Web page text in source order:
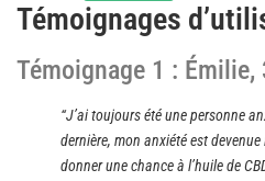
Témoignages
Témoignage 1 : Émilie,
“J’ai toujours été une personne
dernière, mon anxiété est
donner une chance à l’huile de